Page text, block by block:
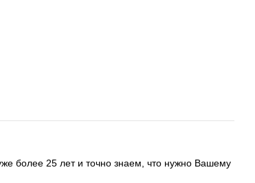
более 25 лет и точно знаем, что нужно Вашему